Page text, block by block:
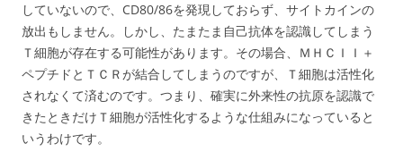
していないので、CD80/86を発現しておらず、サイトカインの
放出もしません。しかし、たまたま自己抗体を認識してしまう
Ｔ細胞が存在する可能性があります。その場合、ＭＨＣＩＩ＋
ペプチドとＴＣＲが結合してしまうのですが、Ｔ細胞は活性化
されなくて済むのです。つまり、確実に外来性の抗原を認識で
きたときだけＴ細胞が活性化するような仕組みになっていると
いうわけです。